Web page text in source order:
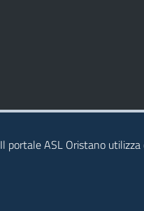
Il portale ASL Oristano